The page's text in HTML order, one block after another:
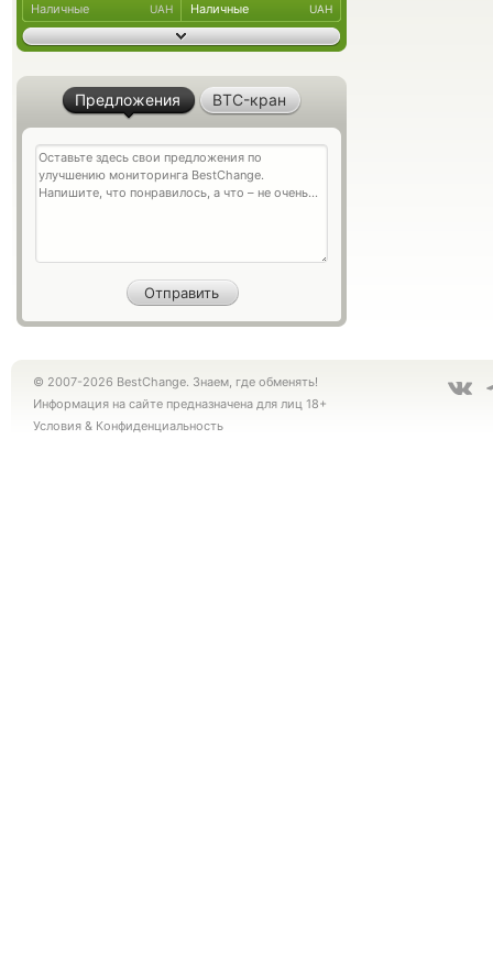
Наличные UAH Наличные UAH
Предложения BTC-кран
© 2007-2026 BestChange. Знаем, где обменять!
Информация на сайте предназначена для лиц 18+
Условия & Конфиденциальность